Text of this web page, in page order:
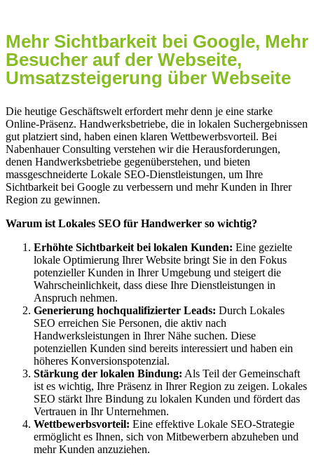
Mehr Sichtbarkeit bei Google, Mehr
Besucher auf der Webseite,
Umsatzsteigerung über Webseite
Die heutige Geschäftswelt erfordert mehr denn je eine starke
Online-Präsenz. Handwerksbetriebe, die in lokalen Suchergebnissen
gut platziert sind, haben einen klaren Wettbewerbsvorteil. Bei
Nabenhauer Consulting verstehen wir die Herausforderungen,
denen Handwerksbetriebe gegenüberstehen, und bieten
massgeschneiderte Lokale SEO-Dienstleistungen, um Ihre
Sichtbarkeit bei Google zu verbessern und mehr Kunden in Ihrer
Region zu gewinnen.
Warum ist Lokales SEO für Handwerker so wichtig?
Erhöhte Sichtbarkeit bei lokalen Kunden: Eine gezielte
lokale Optimierung Ihrer Website bringt Sie in den Fokus
potenzieller Kunden in Ihrer Umgebung und steigert die
Wahrscheinlichkeit, dass diese Ihre Dienstleistungen in
Anspruch nehmen.
Generierung hochqualifizierter Leads: Durch Lokales
SEO erreichen Sie Personen, die aktiv nach
Handwerksleistungen in Ihrer Nähe suchen. Diese
potenziellen Kunden sind bereits interessiert und haben ein
höheres Konversionspotenzial.
Stärkung der lokalen Bindung: Als Teil der Gemeinschaft
ist es wichtig, Ihre Präsenz in Ihrer Region zu zeigen. Lokales
SEO stärkt Ihre Bindung zu lokalen Kunden und fördert das
Vertrauen in Ihr Unternehmen.
Wettbewerbsvorteil: Eine effektive Lokale SEO-Strategie
ermöglicht es Ihnen, sich von Mitbewerbern abzuheben und
mehr Kunden anzuziehen.